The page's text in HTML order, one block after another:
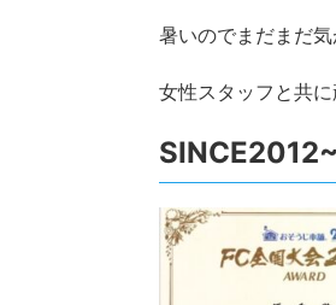
暑いのでまだまだ気
女性スタッフと共に